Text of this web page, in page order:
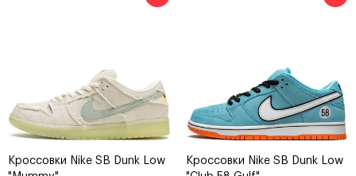
Кроссовки Nike SB Dunk Low
Кроссовки Nike SB Dunk Low